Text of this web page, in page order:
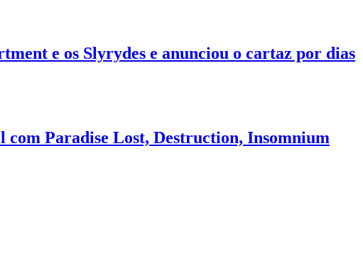
e os Slyrydes e anunciou o cartaz por dias
Paradise Lost, Destruction, Insomnium